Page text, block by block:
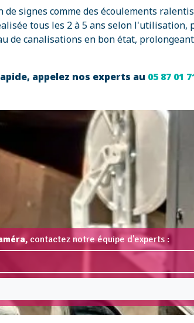
signes comme des écoulements
tous les 2 à 5 ans selon l'utilisation,
de canalisations en bon état,
appelez nos experts au 05 87 01
contactez notre équipe d'experts :